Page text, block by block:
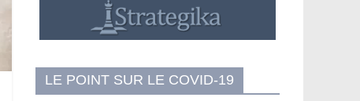
LE POINT SUR LE COVID-19